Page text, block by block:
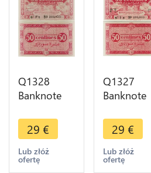
Q1328
Banknote
Centimes
1944 UNC -
> Make
offer
29 €
Lub złóż
ofertę
Q1327
Banknote
Centimes
1944 UNC -
> Make
offer
29 €
Lub złóż
ofertę